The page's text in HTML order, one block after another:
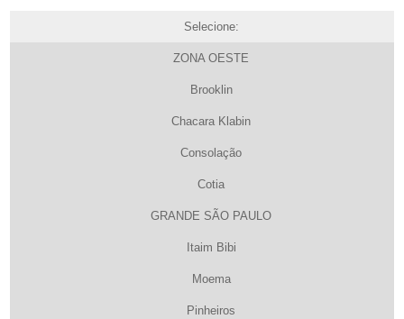
Selecione:
ZONA OESTE
Brooklin
Chacara Klabin
Consolação
Cotia
GRANDE SÃO PAULO
Itaim Bibi
Moema
Pinheiros